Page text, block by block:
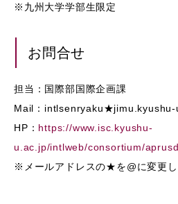
※九州大学学部生限定
お問合せ
担当：国際部国際企画課
Mail：intlsenryaku★jimu.kyushu-
HP： https://www.isc.kyushu-
u.ac.jp/intlweb/consortium/
※メールアドレスの★を@に変更し